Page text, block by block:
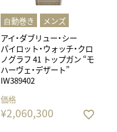
⾃動巻き
メンズ
アイ・ダブリュー・シー
パイロット・ウォッチ・クロ
ノグラフ 41 トップガン “モ
ハーヴェ・デザート”
IW389402
価格
¥2,060,300